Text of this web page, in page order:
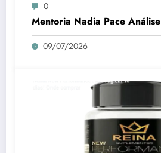
0
Mentoria Nadia Pace Análise
09/07/2026